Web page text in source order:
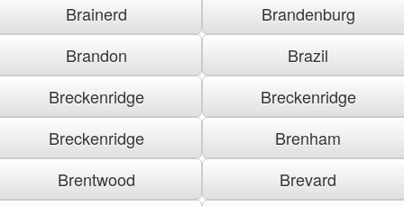
Brainerd
Brandenburg
Brandon
Brazil
Breckenridge
Breckenridge
Breckenridge
Brenham
Brentwood
Brevard